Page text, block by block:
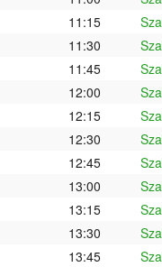
11:15
11:30
11:45
12:00
12:15
12:30
12:45
13:00
13:15
13:30
13:45